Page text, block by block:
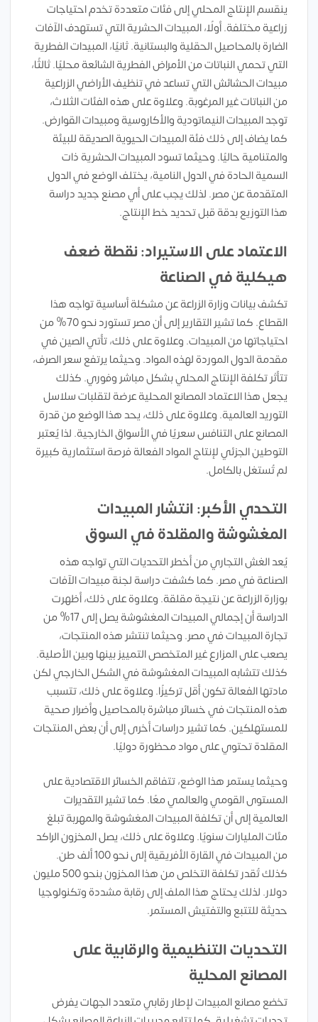
ينقسم الإنتاج المحلي إلى فئات متعددة تخدم احتياجات
زراعية مختلفة. أولًا، المبيدات الحشرية التي تستهدف الآفات
الضارة بالمحاصيل الحقلية والبستانية. ثانيًا، المبيدات الفطرية
التي تحمي النباتات من الأمراض الفطرية الشائعة محليًا. ثالثًا،
مبيدات الحشائش التي تساعد في تنظيف الأراضي الزراعية
من النباتات غير المرغوبة. وعلاوة على هذه الفئات الثلاث،
توجد المبيدات النيماتودية والأكاروسية ومبيدات القوارض.
كما يضاف إلى ذلك فئة المبيدات الحيوية الصديقة للبيئة
والمتنامية حاليًا. وحيثما تسود المبيدات الحشرية ذات
السمية الحادة في الدول النامية، يختلف الوضع في الدول
المتقدمة عن مصر. لذلك يجب على أي مصنع جديد دراسة
هذا التوزيع بدقة قبل تحديد خط الإنتاج.
الاعتماد على الاستيراد: نقطة ضعف
هيكلية في الصناعة
تكشف بيانات وزارة الزراعة عن مشكلة أساسية تواجه هذا
القطاع. كما تشير التقارير إلى أن مصر تستورد نحو 70% من
احتياجاتها من المبيدات. وعلاوة على ذلك، تأتي الصين في
مقدمة الدول الموردة لهذه المواد. وحيثما يرتفع سعر الصرف،
تتأثر تكلفة الإنتاج المحلي بشكل مباشر وفوري. كذلك
يجعل هذا الاعتماد المصانع المحلية عرضة لتقلبات سلاسل
التوريد العالمية. وعلاوة على ذلك، يحد هذا الوضع من قدرة
المصانع على التنافس سعريًا في الأسواق الخارجية. لذا يُعتبر
التوطين الجزئي لإنتاج المواد الفعالة فرصة استثمارية كبيرة
لم تُستغل بالكامل.
التحدي الأكبر: انتشار المبيدات
المغشوشة والمقلدة في السوق
يُعد الغش التجاري من أخطر التحديات التي تواجه هذه
الصناعة في مصر. كما كشفت دراسة لجنة مبيدات الآفات
بوزارة الزراعة عن نتيجة مقلقة. وعلاوة على ذلك، أظهرت
الدراسة أن إجمالي المبيدات المغشوشة يصل إلى 17% من
تجارة المبيدات في مصر. وحيثما تنتشر هذه المنتجات،
يصعب على المزارع غير المتخصص التمييز بينها وبين الأصلية.
كذلك تتشابه المبيدات المغشوشة في الشكل الخارجي لكن
مادتها الفعالة تكون أقل تركيزًا. وعلاوة على ذلك، تتسبب
هذه المنتجات في خسائر مباشرة بالمحاصيل وأضرار صحية
للمستهلكين. كما تشير دراسات أخرى إلى أن بعض المنتجات
المقلدة تحتوي على مواد محظورة دوليًا.
وحيثما يستمر هذا الوضع، تتفاقم الخسائر الاقتصادية على
المستوى القومي والعالمي معًا. كما تشير التقديرات
العالمية إلى أن تكلفة المبيدات المغشوشة والمهربة تبلغ
مئات المليارات سنويًا. وعلاوة على ذلك، يصل المخزون الراكد
من المبيدات في القارة الأفريقية إلى نحو 100 ألف طن.
كذلك تُقدر تكلفة التخلص من هذا المخزون بنحو 500 مليون
دولار. لذلك يحتاج هذا الملف إلى رقابة مشددة وتكنولوجيا
حديثة للتتبع والتفتيش المستمر.
التحديات التنظيمية والرقابية على
المصانع المحلية
تخضع مصانع المبيدات لإطار رقابي متعدد الجهات يفرض